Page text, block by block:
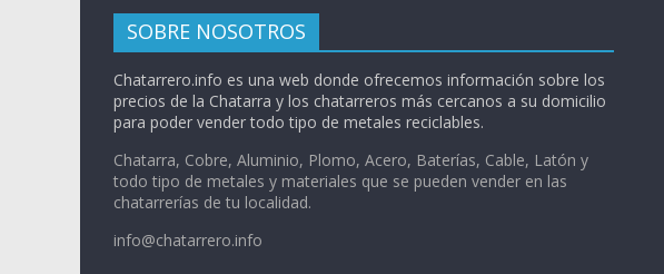
SOBRE NOSOTROS
Chatarrero.info es una web donde ofrecemos información sobre los
precios de la Chatarra y los chatarreros más cercanos a su domicilio
para poder vender todo tipo de metales reciclables.
Chatarra, Cobre, Aluminio, Plomo, Acero, Baterías, Cable, Latón y
todo tipo de metales y materiales que se pueden vender en las
chatarrerías de tu localidad.
info@chatarrero.info